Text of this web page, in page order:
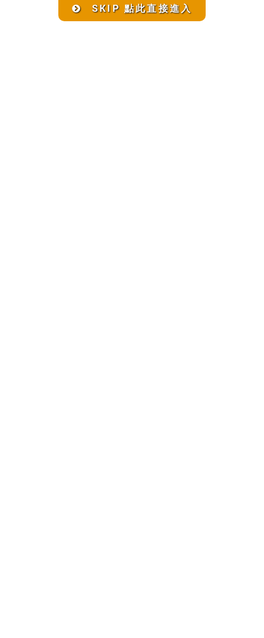
SKIP 點此直接進入